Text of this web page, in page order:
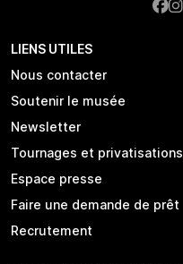
LIENS UTILES
Nous contacter
Soutenir le musée
Newsletter
Tournages et privatisations
Espace presse
Faire une demande de prêt
Recrutement